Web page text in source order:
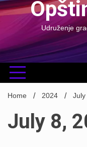
Udruženje
Home 2024 July
July 8,